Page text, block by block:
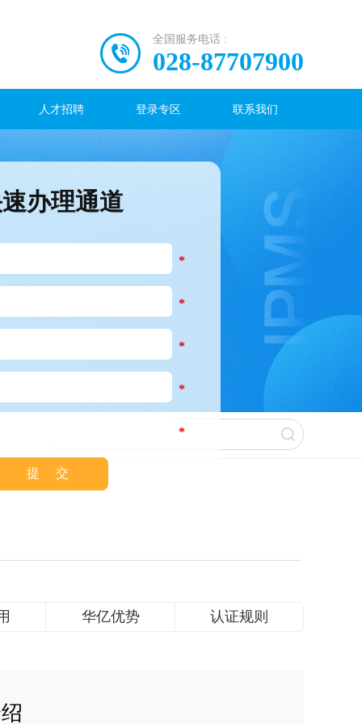
办理通道
*
*
*
*
*
全国服务电话 :
028-87707900
人才招聘 登录专区 联系我们
华亿优势 认证规则